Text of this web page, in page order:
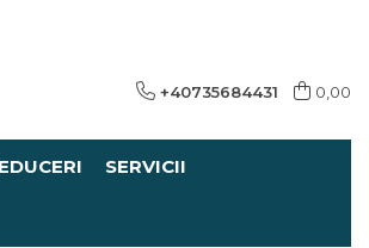
+40735684431 0,00
SERVICII